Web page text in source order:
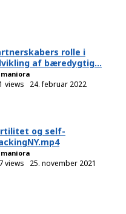
rolle i
af bæredygtig...
views 24. februar 2022
og self-
views 25. november 2021